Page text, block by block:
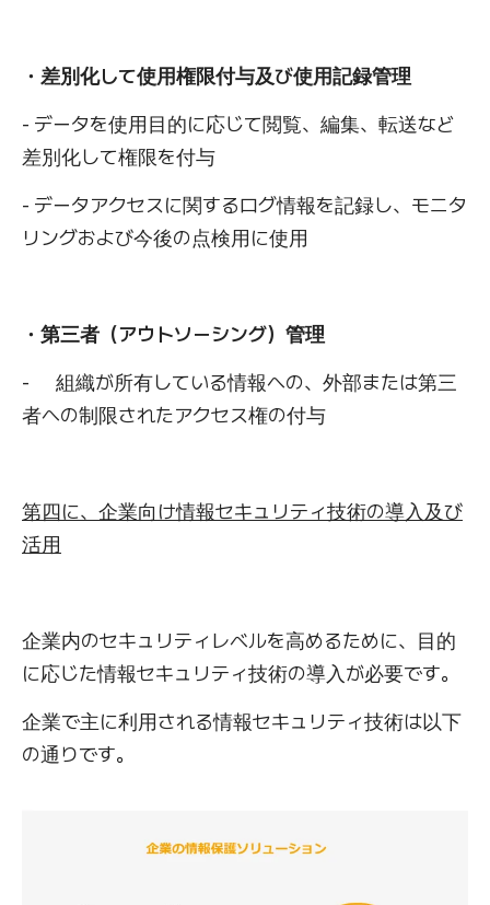
・差別化して使用権限付与及び使用記録管理
- データを使用目的に応じて閲覧、編集、転送など
差別化して権限を付与
- データアクセスに関するログ情報を記録し、モニタ
リングおよび今後の点検用に使用
・第三者（アウトソーシング）管理
- 組織が所有している情報への、外部または第三
者への制限されたアクセス権の付与
第四に、企業向け情報セキュリティ技術の導入及び
活用
企業内のセキュリティレベルを高めるために、目的
に応じた情報セキュリティ技術の導入が必要です。
企業で主に利用される情報セキュリティ技術は以下
の通りです。